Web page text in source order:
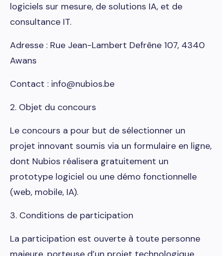
logiciels sur mesure, de solutions IA, et de
consultance IT.
Adresse : Rue Jean-Lambert Defrêne 107, 4340
Awans
Contact : info@nubios.be
2. Objet du concours
Le concours a pour but de sélectionner un
projet innovant soumis via un formulaire en ligne,
dont Nubios réalisera gratuitement un
prototype logiciel ou une démo fonctionnelle
(web, mobile, IA).
3. Conditions de participation
La participation est ouverte à toute personne